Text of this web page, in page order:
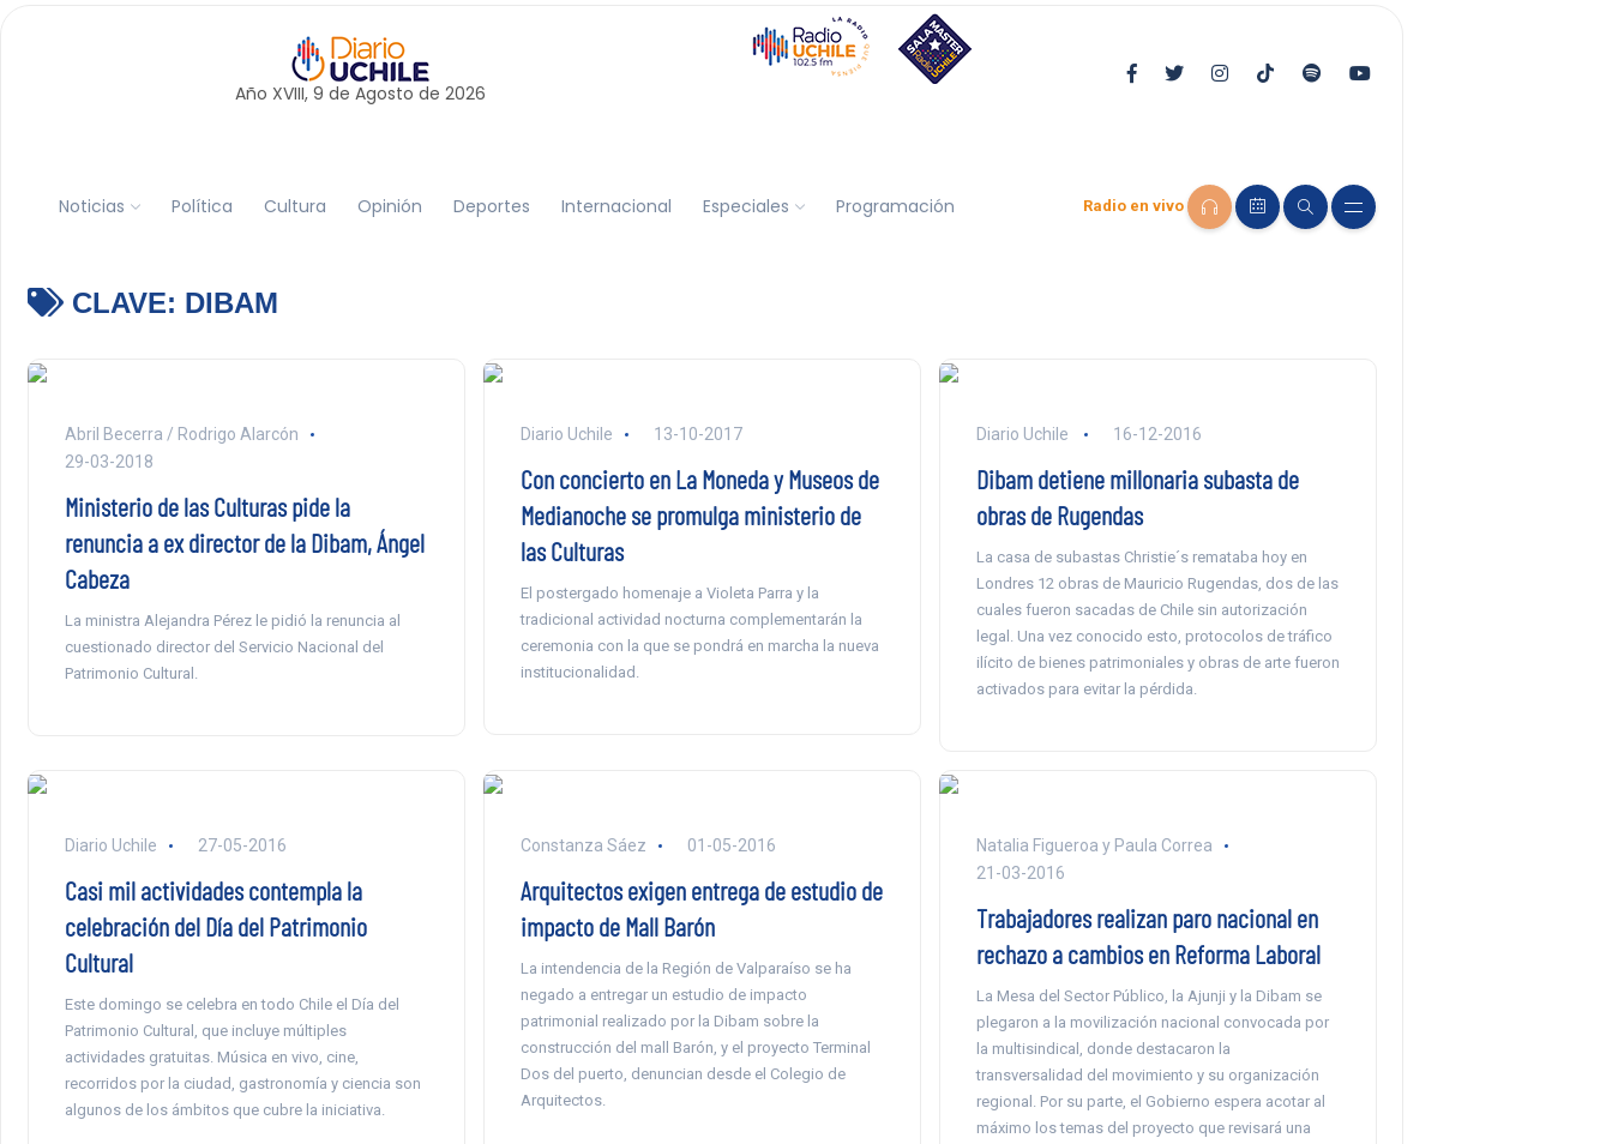
Año XVIII, 9 de Agosto de 2026
Noticias Política Cultura Opinión Deportes Internacional Especiales Programación Radio en vivo
CLAVE: DIBAM
Abril Becerra / Rodrigo Alarcón
29-03-2018
Ministerio de las Culturas pide la
renuncia a ex director de la Dibam, Ángel
Cabeza
La ministra Alejandra Pérez le pidió la renuncia al
cuestionado director del Servicio Nacional del
Patrimonio Cultural.
Diario Uchile 13-10-2017
Con concierto en La Moneda y Museos de
Medianoche se promulga ministerio de
las Culturas
El postergado homenaje a Violeta Parra y la
tradicional actividad nocturna complementarán la
ceremonia con la que se pondrá en marcha la nueva
institucionalidad.
Diario Uchile 16-12-2016
Dibam detiene millonaria subasta de
obras de Rugendas
La casa de subastas Christie´s remataba hoy en
Londres 12 obras de Mauricio Rugendas, dos de las
cuales fueron sacadas de Chile sin autorización
legal. Una vez conocido esto, protocolos de tráfico
ilícito de bienes patrimoniales y obras de arte fueron
activados para evitar la pérdida.
Diario Uchile 27-05-2016
Casi mil actividades contempla la
celebración del Día del Patrimonio
Cultural
Este domingo se celebra en todo Chile el Día del
Patrimonio Cultural, que incluye múltiples
actividades gratuitas. Música en vivo, cine,
recorridos por la ciudad, gastronomía y ciencia son
algunos de los ámbitos que cubre la iniciativa.
Constanza Sáez 01-05-2016
Arquitectos exigen entrega de estudio de
impacto de Mall Barón
La intendencia de la Región de Valparaíso se ha
negado a entregar un estudio de impacto
patrimonial realizado por la Dibam sobre la
construcción del mall Barón, y el proyecto Terminal
Dos del puerto, denuncian desde el Colegio de
Arquitectos.
Natalia Figueroa y Paula Correa
21-03-2016
Trabajadores realizan paro nacional en
rechazo a cambios en Reforma Laboral
La Mesa del Sector Público, la Ajunji y la Dibam se
plegaron a la movilización nacional convocada por
la multisindical, donde destacaron la
transversalidad del movimiento y su organización
regional. Por su parte, el Gobierno espera acotar al
máximo los temas del proyecto que revisará una